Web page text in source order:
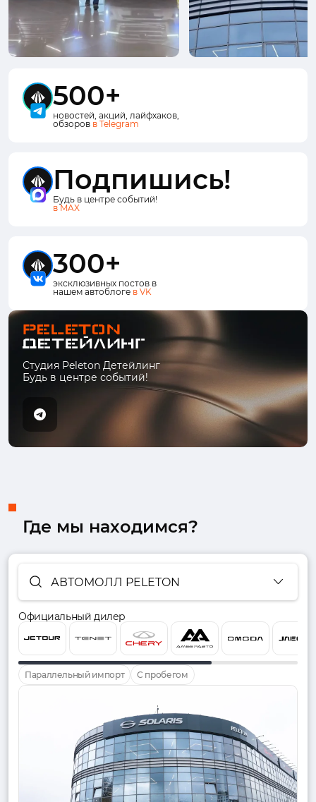
500+
новостей, акций, лайфхаков,
обзоров в Telegram
Подпишись!
Будь в центре событий!
в MAX
300+
эксклюзивных постов в
нашем автоблоге в VK
Студия Peleton Детейлинг
Будь в центре событий!
Где мы находимся?
АВТОМОЛЛ PELETON
Официальный дилер
Параллельный импорт С пробегом